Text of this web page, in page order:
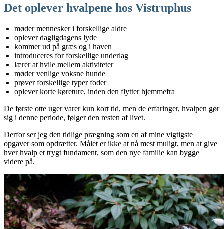
Det oplever hvalpene hos Vistruphus
møder mennesker i forskellige aldre
oplever dagligdagens lyde
kommer ud på græs og i haven
introduceres for forskellige underlag
lærer at hvile mellem aktiviteter
møder venlige voksne hunde
prøver forskellige typer foder
oplever korte køreture, inden den flytter hjemmefra
De første otte uger varer kun kort tid, men de erfaringer, hvalpen gør
sig i denne periode, følger den resten af livet.
Derfor ser jeg den tidlige prægning som en af mine vigtigste
opgaver som opdrætter. Målet er ikke at nå mest muligt, men at give
hver hvalp et trygt fundament, som den nye familie kan bygge
videre på.